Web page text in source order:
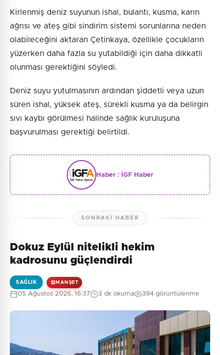
Kirlenmiş deniz suyunun ishal, bulantı, kusma, karın
ağrısı ve ateş gibi sindirim sistemi sorunlarına neden
olabileceğini aktaran Çetinkaya, özellikle çocukların
yüzerken daha fazla su yutabildiği için daha dikkatli
olunması gerektiğini söyledi.
Deniz suyu yutulmasının ardından şiddetli veya uzun
süren ishal, yüksek ateş, sürekli kusma ya da belirgin
sıvı kaybı görülmesi halinde sağlık kuruluşuna
başvurulması gerektiği belirtildi.
Haber : İGF Haber
SONRAKI HABER
Dokuz Eylül nitelikli hekim
kadrosunu güçlendirdi
SAĞLIK MANŞET
05 Ağustos 2026, 16:37 3 dk okuma 394 görüntülenme